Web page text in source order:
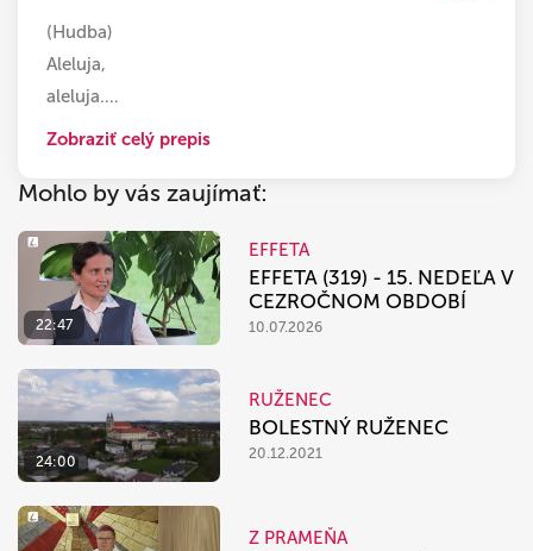
(Hudba)
Aleluja,
aleluja.…
Zobraziť celý prepis
Mohlo by vás zaujímať:
22:47
EFFETA
EFFETA (319) - 15. NEDEĽA V
CEZROČNOM OBDOBÍ
10.07.2026
24:00
RUŽENEC
BOLESTNÝ RUŽENEC
20.12.2021
Z PRAMEŇA